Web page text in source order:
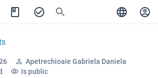
Apetrechioaie Gabriela Daniela
Is public